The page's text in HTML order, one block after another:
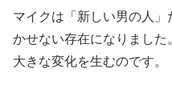
マイクは「新しい男の人
かせない存在になりまし
大きな変化を生むのです。